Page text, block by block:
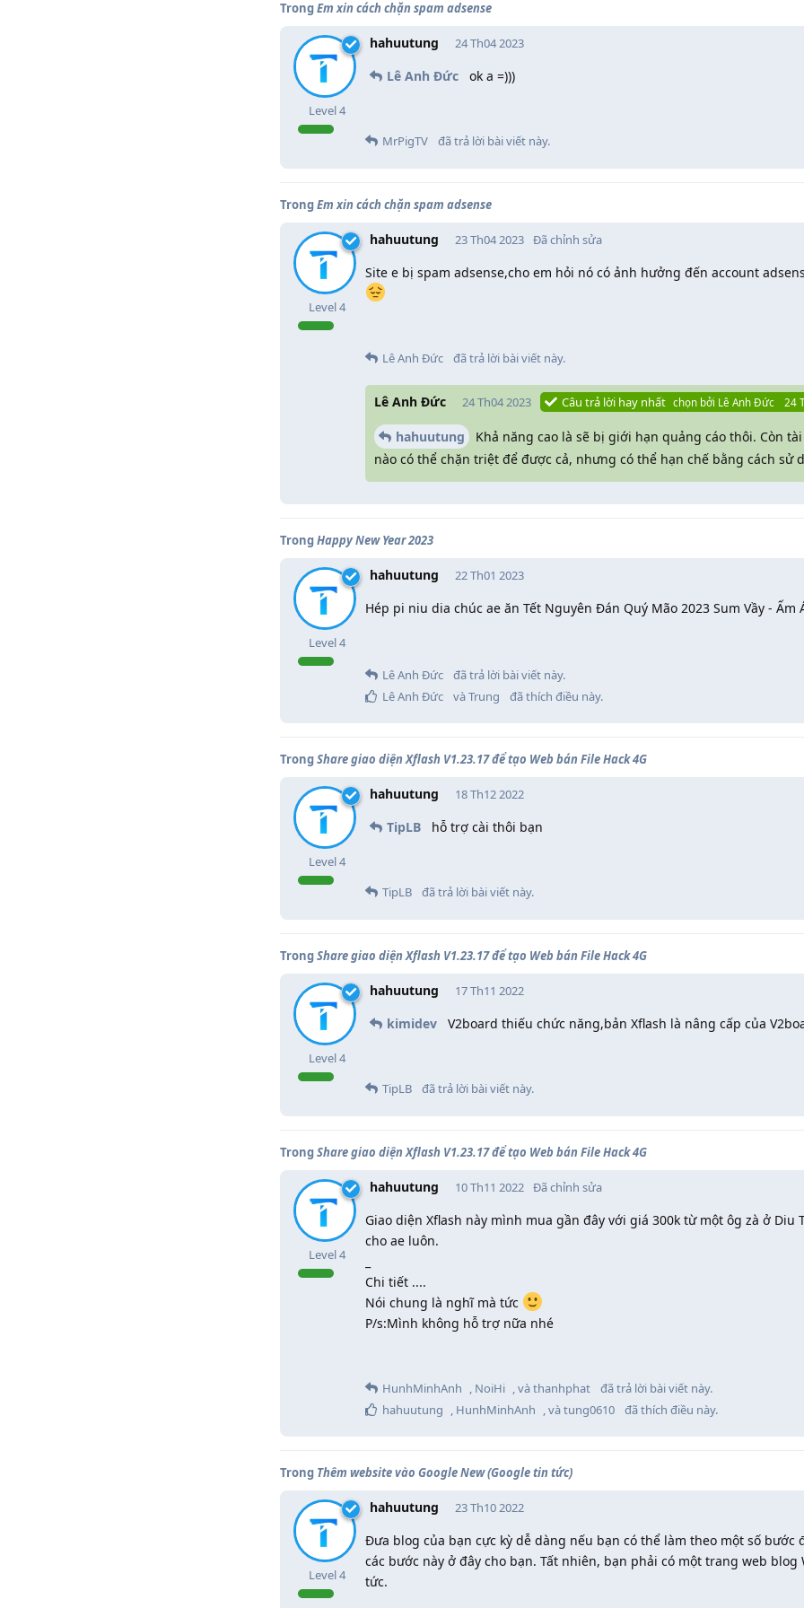
TrongEm xin cách chặn spam adsense
hahuutung
Level4
24 Th04 2023
Lê Anh Đức ok a =)))
MrPigTV
đã trả lời bài viết này.
TrongEm xin cách chặn spam adsense
hahuutung
Level4
23 Th04 2023 Đã chỉnh sửa
Site e bị spam adsense,cho em hỏi nó có ảnh hưởng đến account
Lê Anh Đức
đã trả lời bài viết này.
Lê Anh Đức 24 Th04 2023 Câu trả lời hay nhất chọn bởi Lê Anh Đức 24
hahuutung
Khả năng cao là sẽ bị giới hạn quảng cáo thôi. Còn
nào có thể chặn triệt để được cả, nhưng có thể hạn chế bằng cách
TrongHappy New Year 2023
hahuutung
Level4
22 Th01 2023
Hép pi niu dia chúc ae ăn Tết Nguyên Đán Quý Mão 2023 Sum Vầy - Ấm
Lê Anh Đức
đã trả lời bài viết này.
Lê Anh Đức
vàTrung đã thích điều này.
TrongShare giao diện Xflash V1.23.17 để tạo Web bán File Hack 4G
hahuutung
Level4
18 Th12 2022
TipLB hỗ trợ cài thôi bạn
TipLB
đã trả lời bài viết này.
TrongShare giao diện Xflash V1.23.17 để tạo Web bán File Hack 4G
hahuutung
Level4
17 Th11 2022
kimidev V2board thiếu chức năng,bản Xflash là nâng cấp của
TipLB
đã trả lời bài viết này.
TrongShare giao diện Xflash V1.23.17 để tạo Web bán File Hack 4G
hahuutung
Level4
10 Th11 2022 Đã chỉnh sửa
Giao diện Xflash này mình mua gần đây với giá 300k từ một ôg zà ở
cho ae luôn.
Chi tiết ....
Nói chung là nghĩ mà tức
P/s:Mình không hỗ trợ nữa nhé
HunhMinhAnh , NoiHi , vàthanhphat
đã trả lời bài viết này.
hahuutung , HunhMinhAnh , vàtung0610 đã thích điều này.
Trong Thêm website vào Google New (Google tin tức)
hahuutung
Level4
23 Th10 2022
Đưa blog của bạn cực kỳ dễ dàng nếu bạn có thể làm theo một số
các bước này ở đây cho bạn. Tất nhiên, bạn phải có một trang web
tức.